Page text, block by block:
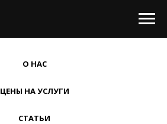
О НАС
ЦЕНЫ НА УСЛУГИ
СТАТЬИ